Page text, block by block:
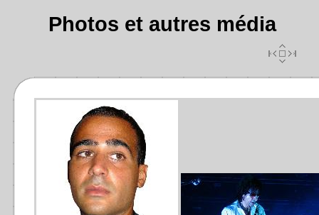
Photos et autres média